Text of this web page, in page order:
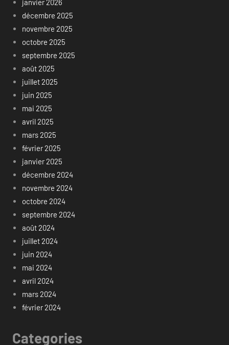
janvier 2026
décembre 2025
novembre 2025
octobre 2025
septembre 2025
août 2025
juillet 2025
juin 2025
mai 2025
avril 2025
mars 2025
février 2025
janvier 2025
décembre 2024
novembre 2024
octobre 2024
septembre 2024
août 2024
juillet 2024
juin 2024
mai 2024
avril 2024
mars 2024
février 2024
Categories